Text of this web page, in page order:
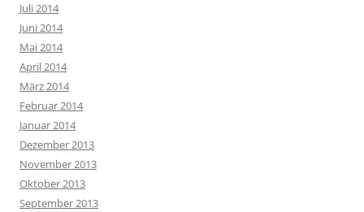
Juli 2014
Juni 2014
Mai 2014
April 2014
März 2014
Februar 2014
Januar 2014
Dezember 2013
November 2013
Oktober 2013
September 2013